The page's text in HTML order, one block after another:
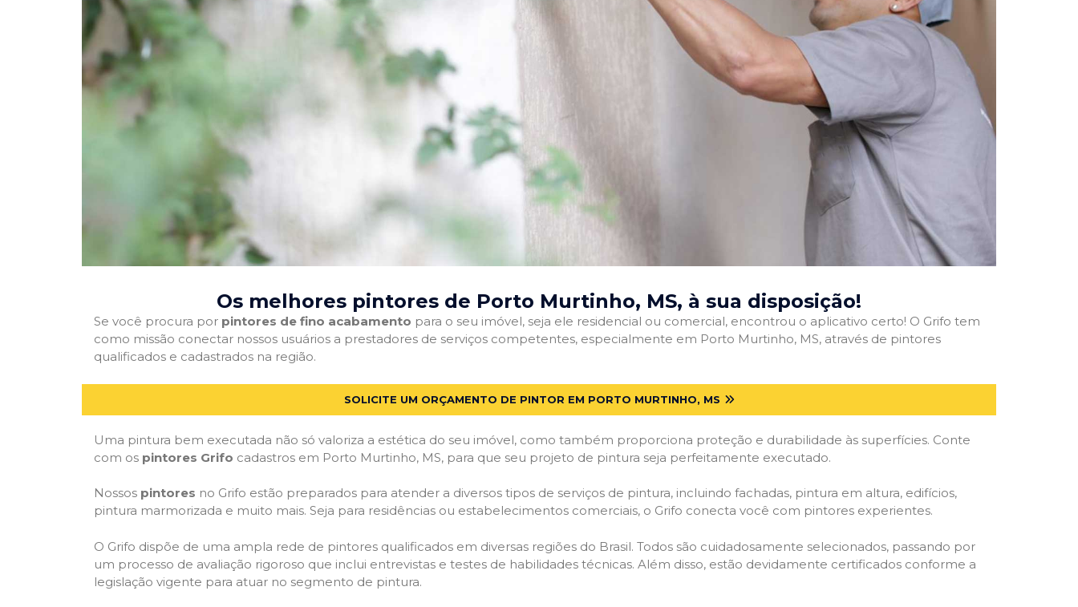
Os melhores pintores de Porto Murtinho, MS, à sua disposição!
Se você procura por pintores de fino acabamento para o seu imóvel, seja ele residencial ou comercial, encontrou o aplicativo certo! O Grifo tem
como missão conectar nossos usuários a prestadores de serviços competentes, especialmente em Porto Murtinho, MS, através de pintores
qualificados e cadastrados na região.
SOLICITE UM ORÇAMENTO DE PINTOR EM PORTO MURTINHO, MS
Uma pintura bem executada não só valoriza a estética do seu imóvel, como também proporciona proteção e durabilidade às superfícies. Conte
com os pintores Grifo cadastros em Porto Murtinho, MS, para que seu projeto de pintura seja perfeitamente executado.
Nossos pintores no Grifo estão preparados para atender a diversos tipos de serviços de pintura, incluindo fachadas, pintura em altura, edifícios,
pintura marmorizada e muito mais. Seja para residências ou estabelecimentos comerciais, o Grifo conecta você com pintores experientes.
O Grifo dispõe de uma ampla rede de pintores qualificados em diversas regiões do Brasil. Todos são cuidadosamente selecionados, passando por
um processo de avaliação rigoroso que inclui entrevistas e testes de habilidades técnicas. Além disso, estão devidamente certificados conforme a
legislação vigente para atuar no segmento de pintura.